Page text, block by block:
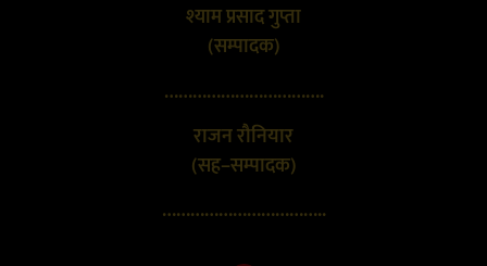
श्याम प्रसाद गुप्ता
(सम्पादक)
…………………………….
राजन रौनियार
(सह–सम्पादक)
……………………………..